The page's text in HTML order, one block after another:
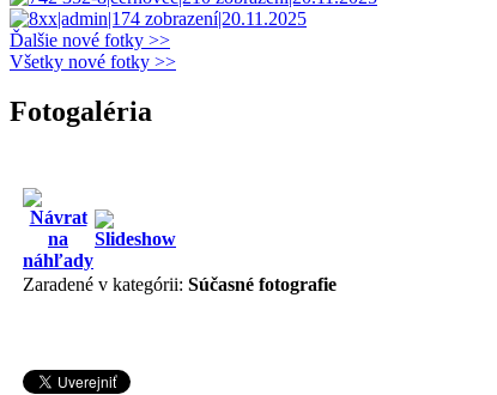
Ďalšie nové fotky >>
Všetky nové fotky >>
Fotogaléria
Zaradené v kategórii: Súčasné fotografie